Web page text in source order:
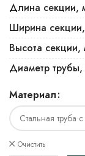
Длина секции,
Ширина
Высота секции,
Диаметр
Материал
Очистить